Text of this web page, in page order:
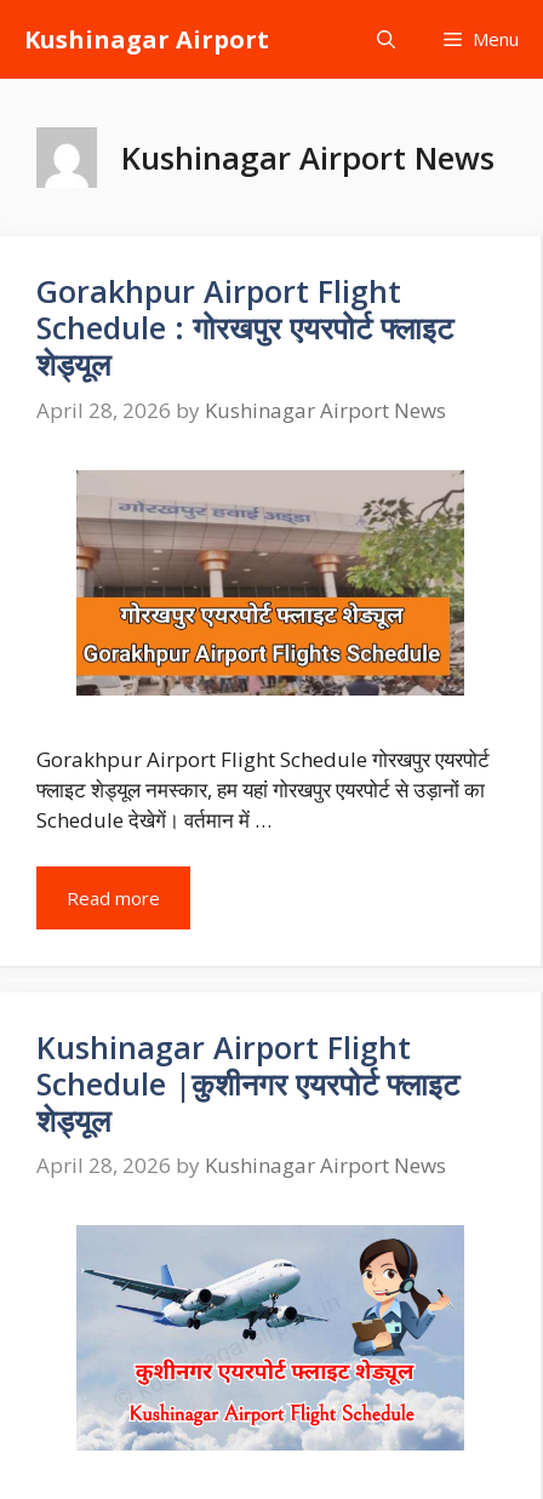
content
Kushinagar Airport Menu
Kushinagar Airport News
Gorakhpur Airport Flight
Schedule : गोरखपुर एयरपोर्ट फ्लाइट
शेड्यूल
April 28, 2026 by Kushinagar Airport News
Gorakhpur Airport Flight Schedule गोरखपुर एयरपोर्ट
फ्लाइट शेड्यूल नमस्कार, हम यहां गोरखपुर एयरपोर्ट से उड़ानों का
Schedule देखेगें। वर्तमान में …
Read more
Kushinagar Airport Flight
Schedule |कुशीनगर एयरपोर्ट फ्लाइट
शेड्यूल
April 28, 2026 by Kushinagar Airport News